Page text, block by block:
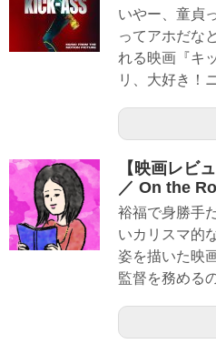
いやー、童貞
ってアホだな
れる映画『キ
リ、大好き！
【映画レビ
／ On the
裕福で身勝手
いカリスマ的
姿を描いた映
監督を務める